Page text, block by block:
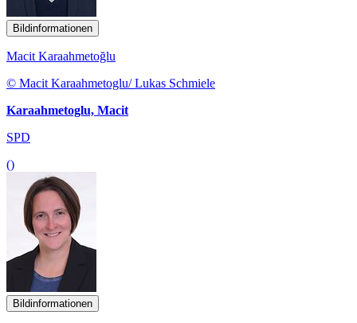
Bildinformationen
Macit Karaahmetoğlu
© Macit Karaahmetoglu/ Lukas Schmiele
Karaahmetoglu, Macit
SPD
()
Bildinformationen